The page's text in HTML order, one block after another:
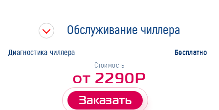
Марка
Обслуживание чиллера
Диагностика чиллера Бесплатно
Стоимость
от 2290Р
Заказать